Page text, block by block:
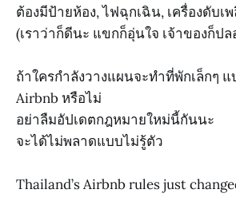
ต้องมีป้ายห้อง, ไฟฉุกเฉิน, เครื่องดับเ
(เราว่าก็ดีนะ แขกก็อุ่นใจ เจ้าของก็ป
ถ้าใครกำลังวางแผนจะทำที่พักเล็กๆ
Airbnb หรือไม่
อย่าลืมอัปเดตกฎหมายใหม่นี้กันนะ
จะได้ไม่พลาดแบบไม่รู้ตัว
Thailand’s Airbnb rules just